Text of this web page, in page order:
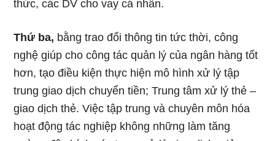
thức, các DV cho vay cá nhân.
Thứ ba, bằng trao đổi thông tin tức thời, công
nghệ giúp cho công tác quản lý của ngân hàng tốt
hơn, tạo điều kiện thực hiện mô hình xử lý tập
trung giao dịch chuyển tiền; Trung tâm xử lý thẻ –
giao dịch thẻ. Việc tập trung và chuyên môn hóa
hoạt động tác nghiệp không những làm tăng